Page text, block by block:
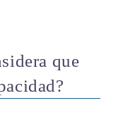
que